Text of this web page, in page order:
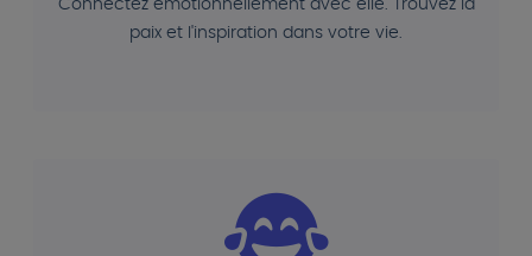
Connectez émotionnellement avec elle. Trouvez la
paix et l'inspiration dans votre vie.